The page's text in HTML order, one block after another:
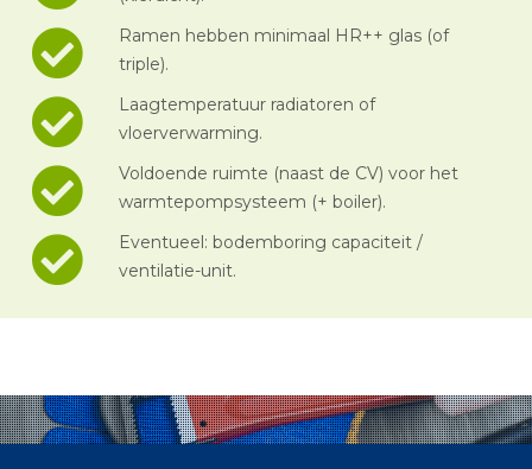
Ramen hebben minimaal HR++ glas (of
triple).
Laagtemperatuur radiatoren of
vloerverwarming.
Voldoende ruimte (naast de CV) voor het
warmtepompsysteem (+ boiler).
Eventueel: bodemboring capaciteit /
ventilatie-unit.